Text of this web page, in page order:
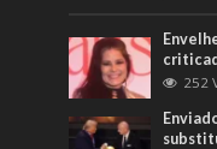
252